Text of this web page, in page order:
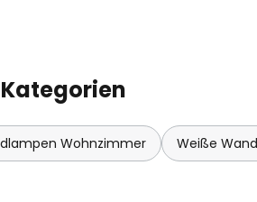
Wohnzimmer Weiße